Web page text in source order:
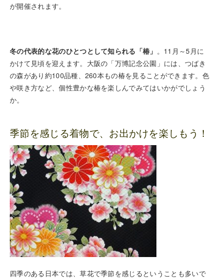
が開催されます。
冬の代表的な花のひとつとして知られる「椿」 。11月～5月に
かけて見頃を迎えます。大阪の「万博記念公園」には、つばき
の森があり約100品種、260本もの椿を見ることができます。色
や咲き方など、個性豊かな椿を楽しんでみてはいかがでしょう
か。
季節を感じる着物で、お出かけを楽しもう！
四季のある日本では、草花で季節を感じるということも多いで